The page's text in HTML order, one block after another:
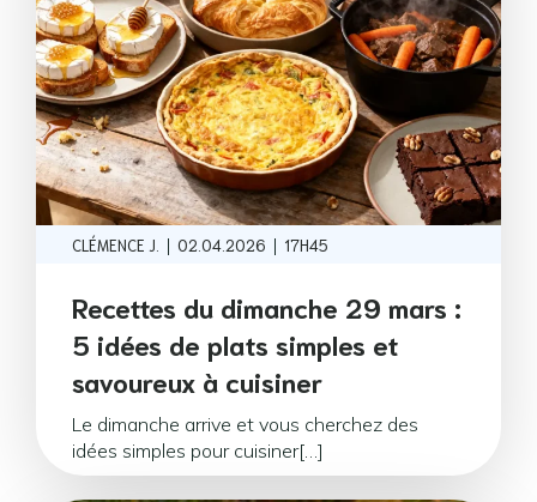
CLÉMENCE J. | 02.04.2026 | 17H45
Recettes du dimanche 29 mars :
5 idées de plats simples et
savoureux à cuisiner
Le dimanche arrive et vous cherchez des
idées simples pour cuisiner[…]